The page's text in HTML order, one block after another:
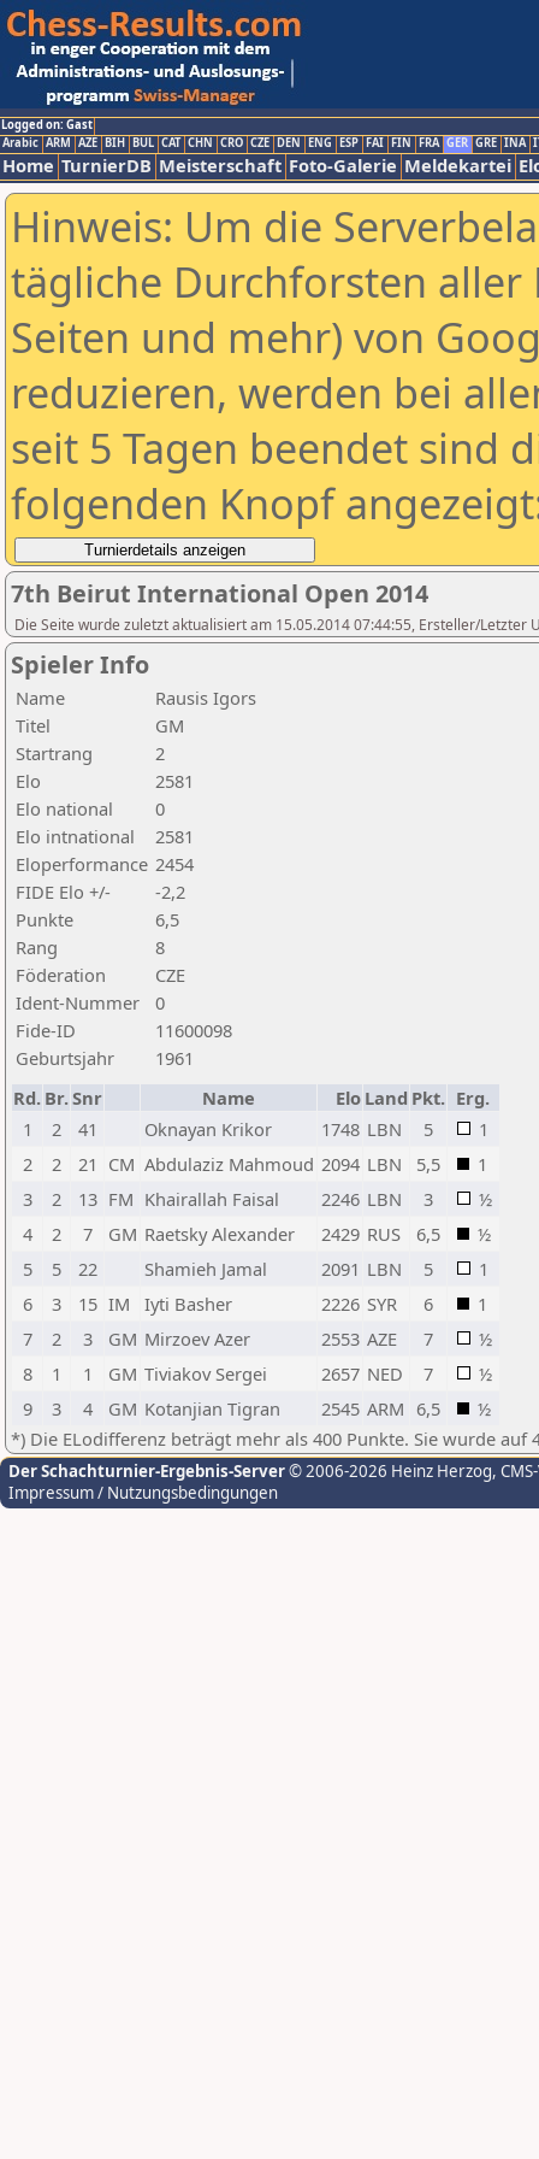
Logged on: Gast
Arabic ARM AZE BIH BUL CAT CHN CRO CZE DEN ENG ESP FAI FIN FRA GER GRE INA
Home TurnierDB Meisterschaft Foto-Galerie Meldekartei
Hinweis: Um die
tägliche Durchforsten aller
Seiten und mehr) von
reduzieren, werden bei
seit 5 Tagen beendet sind
folgenden Knopf
7th Beirut International Open 2014
Die Seite wurde zuletzt aktualisiert am 15.05.2014 07:44:55, Ersteller/Letzter
Spieler Info
Name
Rausis Igors
Titel
GM
Startrang
2
Elo
2581
Elo national
0
Elo intnational
2581
Eloperformance 2454
FIDE Elo +/-
-2,2
Punkte
6,5
Rang
8
Föderation
CZE
Ident-Nummer
0
Fide-ID
11600098
Geburtsjahr
1961
Rd. Br.Snr Name Elo Land Pkt. Erg.
1
2 41 Oknayan Krikor 1748 LBN 5
1
2
2 21 CM Abdulaziz Mahmoud 2094 LBN 5,5
1
3
2 13 FM Khairallah Faisal 2246 LBN 3
½
4
2 7 GM Raetsky Alexander 2429 RUS 6,5
½
5
5 22 Shamieh Jamal 2091 LBN 5
1
6
3 15 IM Iyti Basher 2226 SYR 6
1
7
2 3 GM Mirzoev Azer 2553 AZE 7
½
8
1 1 GM Tiviakov Sergei 2657 NED 7
½
9
3 4 GM Kotanjian Tigran 2545 ARM 6,5
½
*) Die ELodifferenz beträgt mehr als 400 Punkte. Sie wurde auf
Der Schachturnier-Ergebnis-Server© 2006-2026 Heinz Herzog,
Impressum / Nutzungsbedingungen